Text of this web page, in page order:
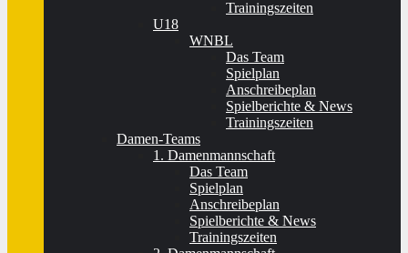
Trainingszeiten
U18
WNBL
Das Team
Spielplan
Anschreibeplan
Spielberichte & News
Trainingszeiten
Damen-Teams
1. Damenmannschaft
Das Team
Spielplan
Anschreibeplan
Spielberichte & News
Trainingszeiten